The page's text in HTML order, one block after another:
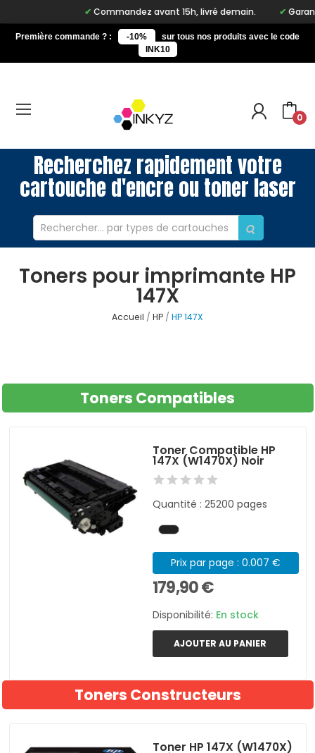
Commandez avant 15h, livré demain.
Première commande ? : -10%
sur tous nos produits avec le code
INK10
0
Recherchez rapidement votre
cartouche d'encre ou toner laser
Toners pour imprimante HP
147X
Accueil HP HP 147X
Toners Compatibles
Toner Compatible HP
147X (W1470X) Noir
Quantité : 25200 pages
Prix par page : 0.007 €
179,90 €
Disponibilité: En stock
AJOUTER AU PANIER
Toners Constructeurs
Toner HP 147X (W1470X)